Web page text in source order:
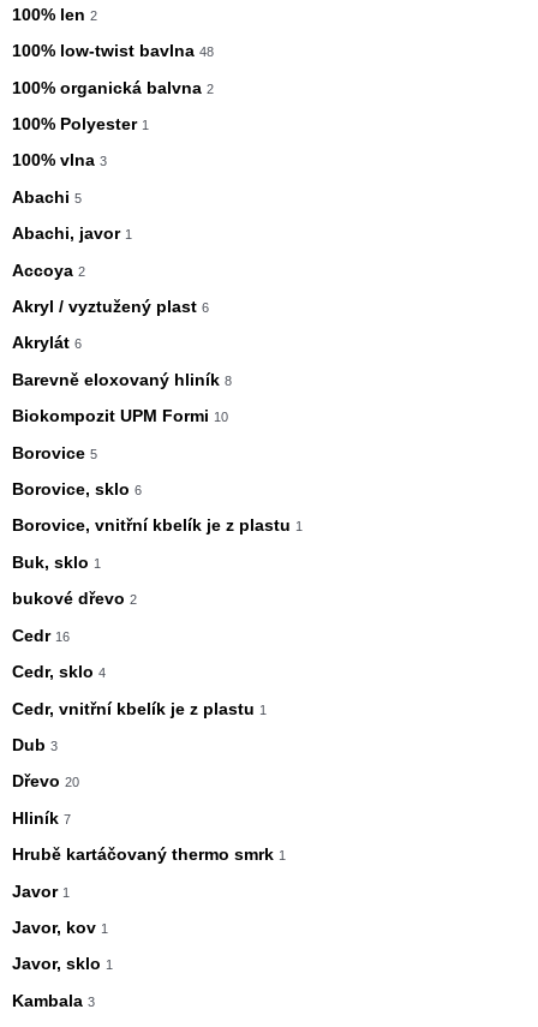
100% len 2
100% low-twist bavlna 48
100% organická balvna 2
100% Polyester 1
100% vlna 3
Abachi 5
Abachi, javor 1
Accoya 2
Akryl / vyztužený plast 6
Akrylát 6
Barevně eloxovaný hliník 8
Biokompozit UPM Formi 10
Borovice 5
Borovice, sklo 6
Borovice, vnitřní kbelík je z plastu 1
Buk, sklo 1
bukové dřevo 2
Cedr 16
Cedr, sklo 4
Cedr, vnitřní kbelík je z plastu 1
Dub 3
Dřevo 20
Hliník 7
Hrubě kartáčovaný thermo smrk 1
Javor 1
Javor, kov 1
Javor, sklo 1
Kambala 3